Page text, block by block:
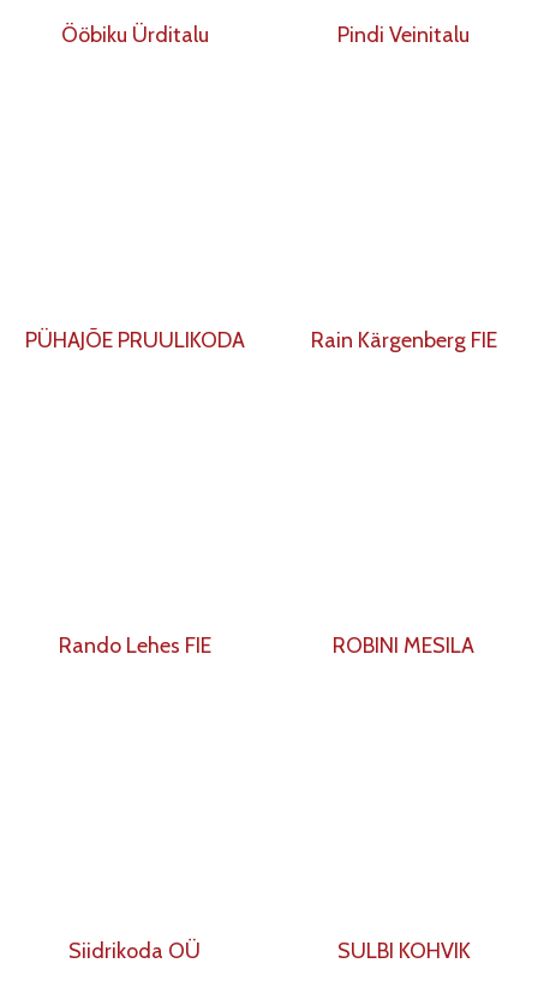
Ööbiku Ürditalu Pindi Veinitalu
PÜHAJÕE PRUULIKODA Rain Kärgenberg FIE
Rando Lehes FIE ROBINI MESILA
Siidrikoda OÜ SULBI KOHVIK